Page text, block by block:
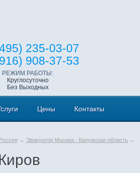
235-03-07
908-37-53
РЕЖИМ РАБОТЫ:
Круглосуточно
Без Выходных
Цены Контакты
→ Эвакуатор Москва - Калужская область →